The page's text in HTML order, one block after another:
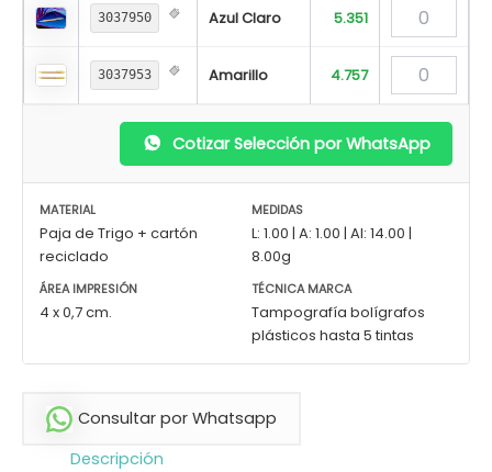
3037950 Azul Claro 5.351
3037953 Amarillo 4.757
Cotizar Selección por WhatsApp
MATERIAL
Paja de Trigo + cartón
reciclado
MEDIDAS
L: 1.00 | A: 1.00 | Al: 14.00 |
8.00g
ÁREA IMPRESIÓN
4 x 0,7 cm.
TÉCNICA MARCA
Tampografía bolígrafos
plásticos hasta 5 tintas
Consultar por Whatsapp
Descripción